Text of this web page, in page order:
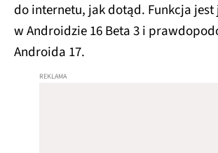
do internetu, jak dotąd. Funkcja jest
w Androidzie 16 Beta 3 i
Androida 17.